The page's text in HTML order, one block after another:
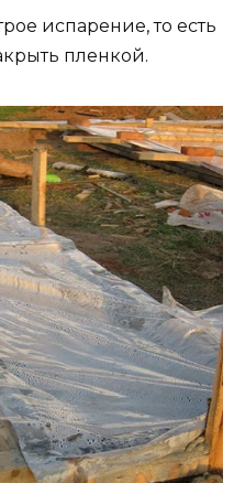
испарение, то есть
пленкой.